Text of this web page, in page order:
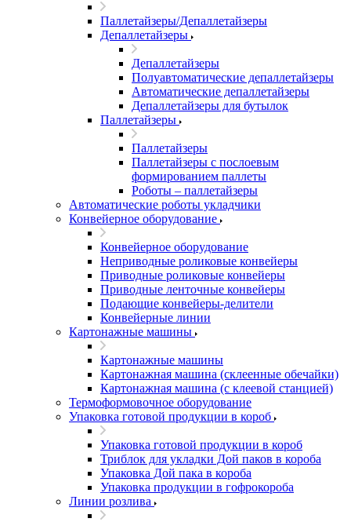
Паллетайзеры/Депаллетайзеры
Депаллетайзеры
Депаллетайзеры
Полуавтоматические депаллетайзеры
Автоматические депаллетайзеры
Депаллетайзеры для бутылок
Паллетайзеры
Паллетайзеры
Паллетайзеры с послоевым
формированием паллеты
Роботы – паллетайзеры
Автоматические роботы укладчики
Конвейерное оборудование
Конвейерное оборудование
Неприводные роликовые конвейеры
Приводные роликовые конвейеры
Приводные ленточные конвейеры
Подающие конвейеры-делители
Конвейерные линии
Картонажные машины
Картонажные машины
Картонажная машина (склеенные обечайки)
Картонажная машина (с клеевой станцией)
Термоформовочное оборудование
Упаковка готовой продукции в короб
Упаковка готовой продукции в короб
Триблок для укладки Дой паков в короба
Упаковка Дой пака в короба
Упаковка продукции в гофрокороба
Линии розлива